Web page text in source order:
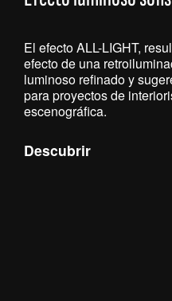
El efecto ALL-LIGHT,
efecto de una
luminoso refinado y
para proyectos de
escenográfica.
Descubrir